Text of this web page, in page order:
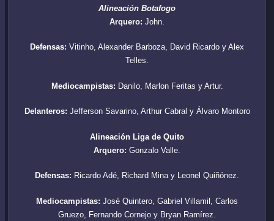
Alineación Botafogo
Arquero: John.
Defensas: Vitinho, Alexander Barboza, David Ricardo y Alex
Telles.
Mediocampistas: Danilo, Marlon Feritas y Artur.
Delanteros: Jefferson Savarino, Arthur Cabral y Álvaro Montoro
Alineación Liga de Quito
Arquero: Gonzalo Valle.
Defensas: Ricardo Adé, Richard Mina y Leonel Quiñónez.
Mediocampistas: José Quintero, Gabriel Villamil, Carlos
Gruezo, Fernando Cornejo y Bryan Ramírez.